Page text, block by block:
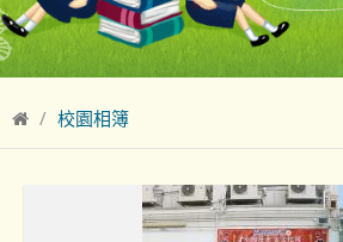
校園相簿